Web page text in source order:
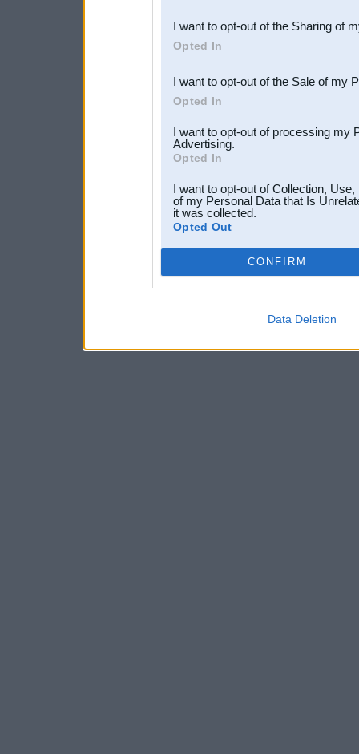
Downstream Participants
third parties.
I want to opt-out of the Sharing of
Opted In
I want to opt-out of the Sale of my
Opted In
I want to opt-out of processing my
Advertising.
Opted In
I want to opt-out of Collection,
of my Personal Data that Is
it was collected.
Opted Out
CONFIRM
Data Deletion